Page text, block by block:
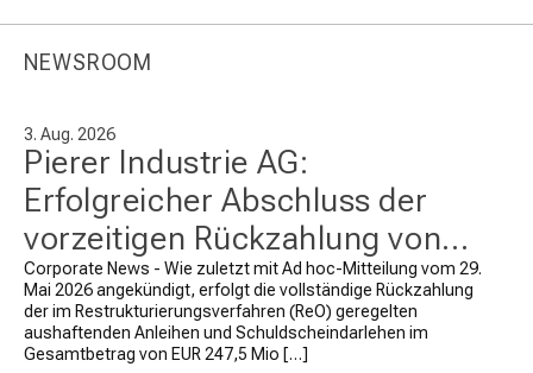
NEWSROOM
3. Aug. 2026
Pierer Industrie AG:
Erfolgreicher Abschluss der
vorzeitigen Rückzahlung von
Anleihen und
Schuldscheindarlehen iHv EUR
247,5 Mio zzgl Zinsen
Corporate News - Wie zuletzt mit Ad hoc-Mitteilung vom 29.
Mai 2026 angekündigt, erfolgt die vollständige Rückzahlung
der im Restrukturierungsverfahren (ReO) geregelten
aushaftenden Anleihen und Schuldscheindarlehen im
Gesamtbetrag von EUR 247,5 Mio […]